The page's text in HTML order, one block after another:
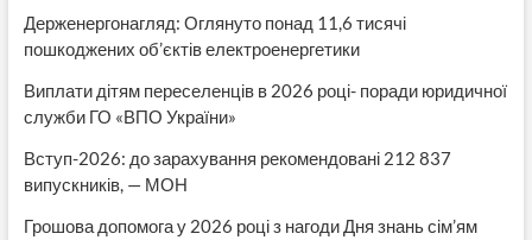
Держенергонагляд: Оглянуто понад 11,6 тисячі
пошкоджених об’єктів електроенергетики
Виплати дітям переселенців в 2026 році- поради юридичної
служби ГО «ВПО України»
Вступ-2026: до зарахування рекомендовані 212 837
випускників, — МОН
Грошова допомога у 2026 році з нагоди Дня знань сім’ям